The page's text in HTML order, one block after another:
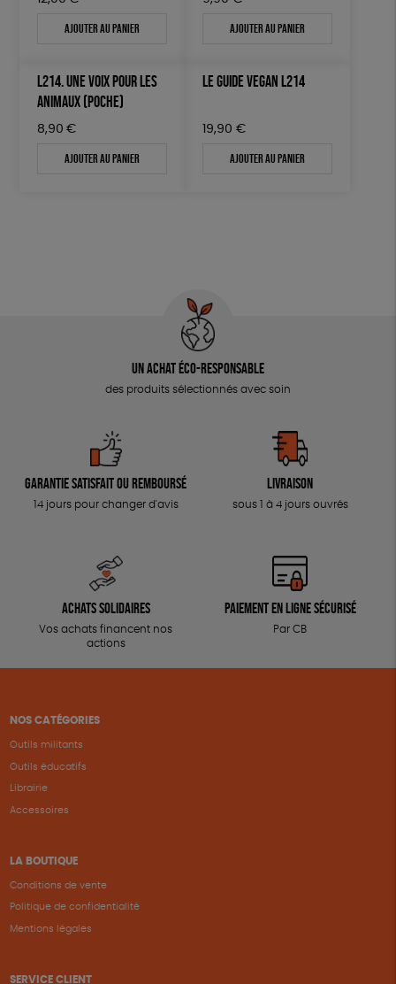
Ajouter au panier Ajouter au panier
L214. UNE VOIX POUR LES
ANIMAUX (POCHE)
8,90 €
Ajouter au panier
LE GUIDE VEGAN L214
19,90 €
Ajouter au panier
Un achat éco-responsable
des produits sélectionnés avec soin
Garantie satisfait ou remboursé
14 jours pour changer d'avis
Livraison
sous 1 à 4 jours ouvrés
Achats solidaires
Vos achats financent nos
actions
Paiement en ligne sécurisé
Par CB
NOS CATÉGORIES
Outils militants
Outils éducatifs
Librairie
Accessoires
LA BOUTIQUE
Conditions de vente
Politique de confidentialité
Mentions légales
SERVICE CLIENT